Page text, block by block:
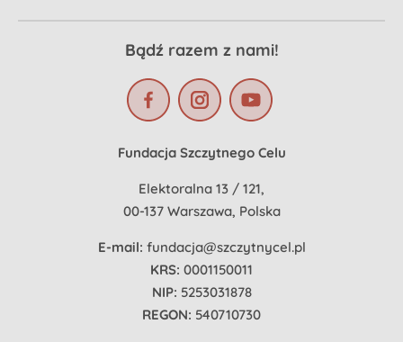
Bądź razem z nami!
Fundacja Szczytnego Celu
Elektoralna 13 / 121,
00-137 Warszawa, Polska
E-mail: fundacja@szczytnycel.pl
KRS: 0001150011
NIP: 5253031878
REGON: 540710730